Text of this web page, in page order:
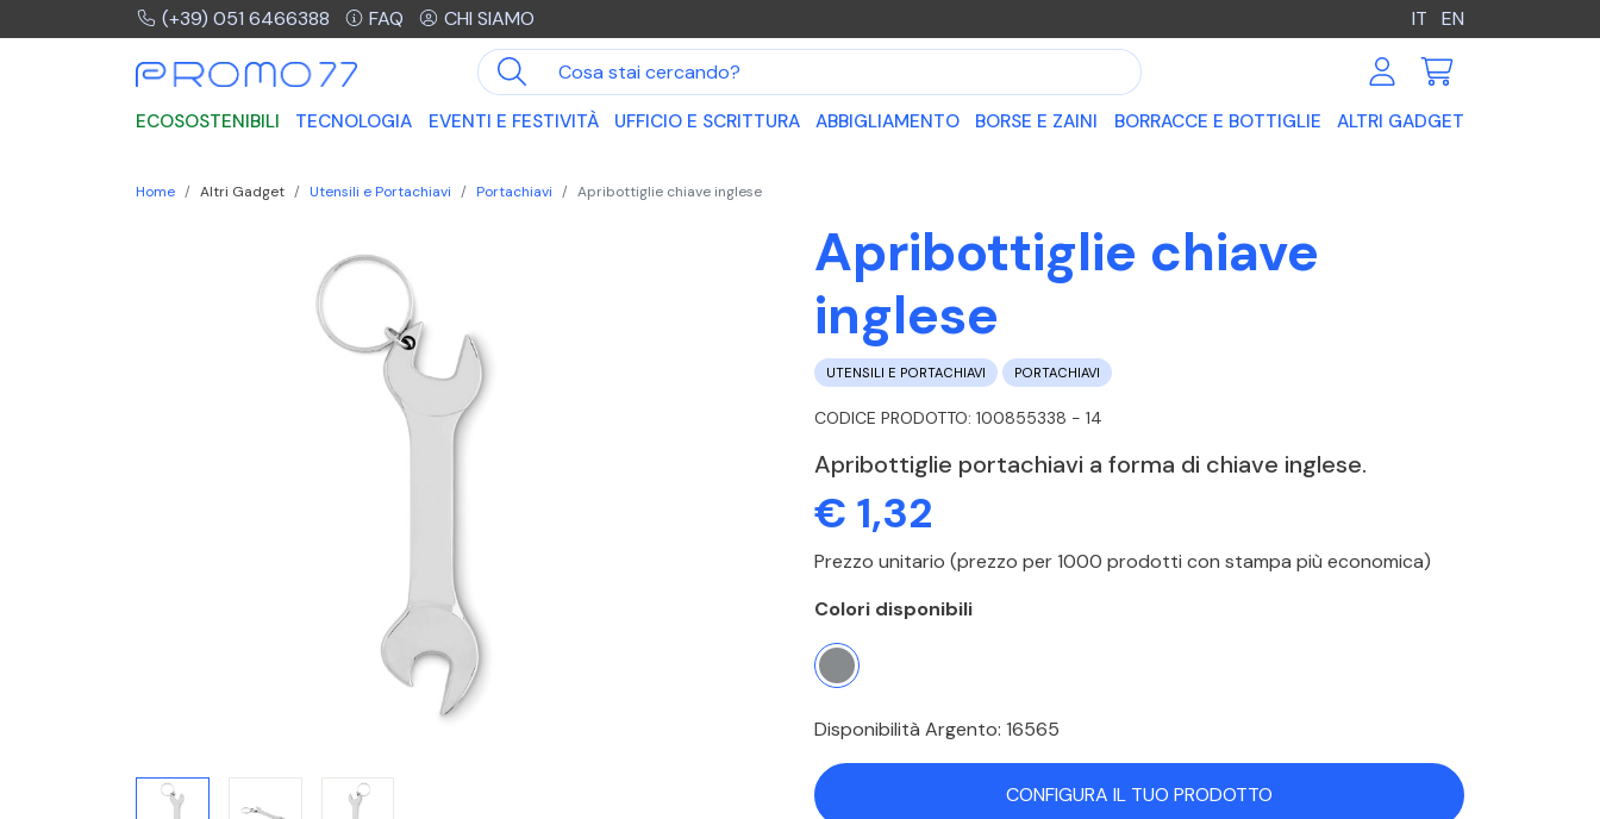
(+39) 051 6466388 FAQ CHI SIAMO IT EN
ECOSOSTENIBILI TECNOLOGIA EVENTI E FESTIVITÀ UFFICIO E SCRITTURA ABBIGLIAMENTO BORSE E ZAINI BORRACCE E BOTTIGLIE ALTRI GADGET
Home Altri Gadget Utensili e Portachiavi Portachiavi Apribottiglie chiave inglese
Apribottiglie chiave
inglese
UTENSILI E PORTACHIAVI PORTACHIAVI
CODICE PRODOTTO: 100855338 - 14
Apribottiglie portachiavi a forma di chiave inglese.
€ 1,32
Prezzo unitario (prezzo per 1000 prodotti con stampa più economica)
Colori disponibili
Disponibilità Argento: 16565
CONFIGURA IL TUO PRODOTTO